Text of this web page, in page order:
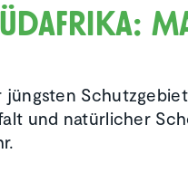
und natürlicher